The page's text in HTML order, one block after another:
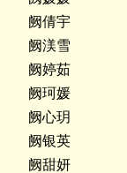
阙倩宇
阙渼雪
阙婷茹
阙珂媛
阙心玥
阙银英
阙甜妍